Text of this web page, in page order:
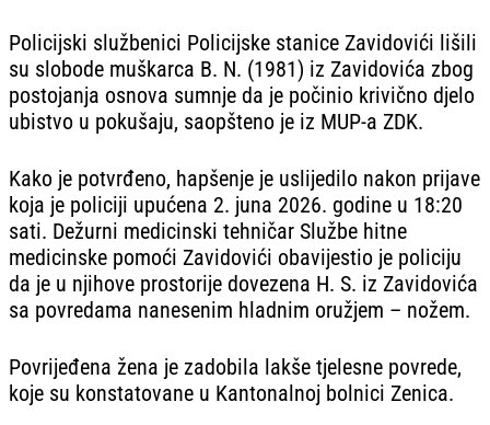
Policijski službenici Policijske stanice Zavidovići lišili
su slobode muškarca B. N. (1981) iz Zavidovića zbog
postojanja osnova sumnje da je počinio krivično djelo
ubistvo u pokušaju, saopšteno je iz MUP-a ZDK.
Kako je potvrđeno, hapšenje je uslijedilo nakon prijave
koja je policiji upućena 2. juna 2026. godine u 18:20
sati. Dežurni medicinski tehničar Službe hitne
medicinske pomoći Zavidovići obavijestio je policiju
da je u njihove prostorije dovezena H. S. iz Zavidovića
sa povredama nanesenim hladnim oružjem – nožem.
Povrijeđena žena je zadobila lakše tjelesne povrede,
koje su konstatovane u Kantonalnoj bolnici Zenica.